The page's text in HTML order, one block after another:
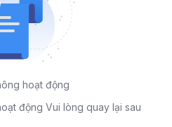
hoạt động
động Vui lòng quay lại sau